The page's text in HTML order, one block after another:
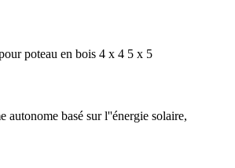
poteau en bois 4 x 4 5 x 5
autonome basé sur l''énergie solaire,